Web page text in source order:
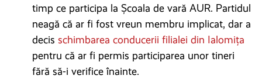
timp ce participa la Şcoala de vară AUR. Partidul
neagă că ar fi fost vreun membru implicat, dar a
decis schimbarea conducerii filialei din Ialomița
pentru că ar fi permis participarea unor tineri
fără să-i verifice înainte.